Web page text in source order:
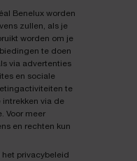
Benelux worden
zullen, als je
worden om je
te doen
via advertenties
en sociale
te
via de
Voor meer
en rechten kun
privacybeleid